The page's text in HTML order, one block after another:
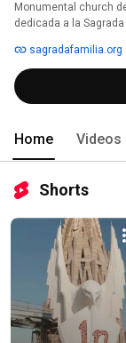
Monumental church
dedicada a la
sagradafamilia.org
Home Videos
Shorts